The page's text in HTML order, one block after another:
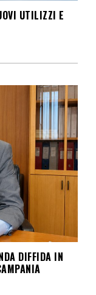
UTILIZZI E
DIFFIDA IN